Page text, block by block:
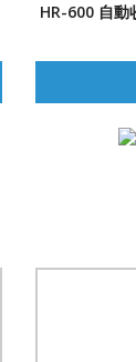
HR-600 自動